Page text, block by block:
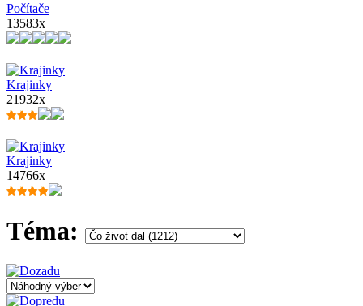
Počítače
13583x
Krajinky
21932x
Krajinky
14766x
Téma: